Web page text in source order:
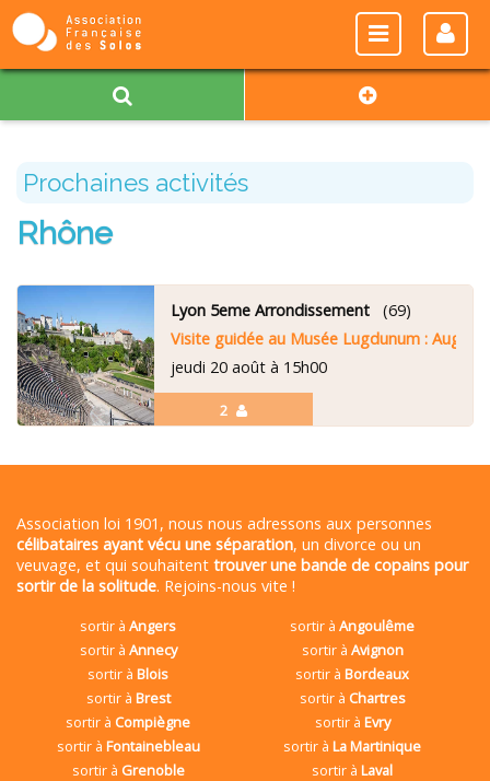
Prochaines activités
Rhône
2
Lyon 5eme Arrondissement(69)
Visite guidée au Musée Lugdunum :
jeudi 20 août à 15h00
Association loi 1901, nous nous adressons aux personnes
célibataires ayant vécu une séparation, un divorce ou un
veuvage, et qui souhaitent trouver une bande de copains pour
sortir de la solitude. Rejoins-nous vite !
sortir àAngers sortir àAngoulême
sortir à Annecy sortir à Avignon
sortir àBlois sortir àBordeaux
sortir à Brest sortir à Chartres
sortir à Compiègne sortir à Evry
sortir à Fontainebleau sortir àLa Martinique
sortir à Grenoble sortir àLaval